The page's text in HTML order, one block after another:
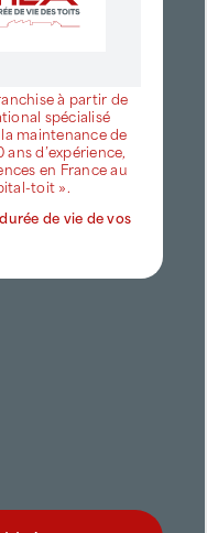
à partir de
spécialisé
maintenance de
d’expérience,
en France au
toit ».
de vie de vos